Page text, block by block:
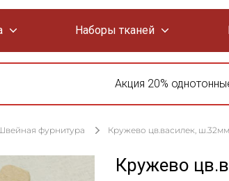
Наборы тканей
Акция 20%
фурнитура Кружево цв.василек,
Кружево